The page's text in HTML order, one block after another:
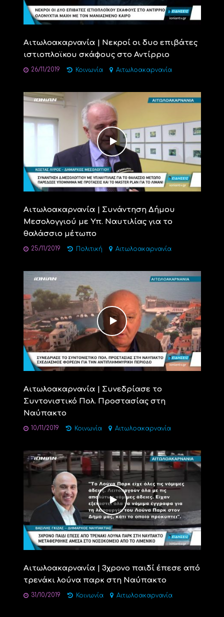
Αιτωλοακαρνανία | Νεκροί οι δυο επιβάτες
ιστιοπλοϊκου σκάφους στο Αντίρριο
26/11/2019 Κοινωνία Αιτωλοακαρνανία
Αιτωλοακαρνανία | Συνάντηση Δήμου
Μεσολογγιού με Υπ. Ναυτιλίας για το
θαλάσσιο μέτωπο
25/11/2019 Πολιτική Αιτωλοακαρνανία
Αιτωλοακαρνανία | Συνεδρίασε το
Συντονιστικό Πολ. Προστασίας στη
Ναύπακτο
10/11/2019 Κοινωνία Αιτωλοακαρνανία
Αιτωλοακαρνανία | 3χρονο παιδί έπεσε από
τρενάκι λούνα παρκ στη Ναύπακτο
31/10/2019 Κοινωνία Αιτωλοακαρνανία